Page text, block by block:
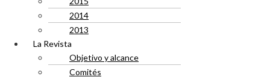
2014
2013
La Revista
Objetivo y alcance
Comités